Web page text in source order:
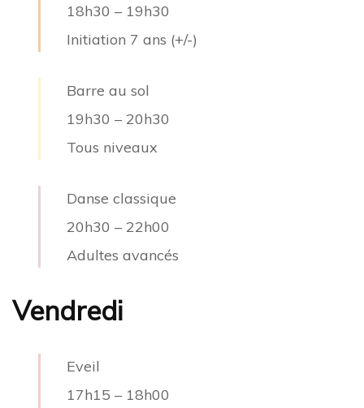
18h30 – 19h30
Initiation 7 ans (+/-)
Barre au sol
19h30 – 20h30
Tous niveaux
Danse classique
20h30 – 22h00
Adultes avancés
Vendredi
Eveil
17h15 – 18h00